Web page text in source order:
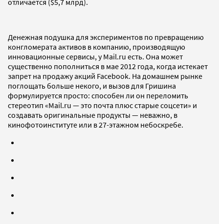
Денежная подушка для экспериментов по превращению
конгломерата активов в компанию, производящую
инновационные сервисы, у Mail.ru есть. Она может
существенно пополниться в мае 2012 года, когда истекает
запрет на продажу акций Facebook. На домашнем рынке
поглощать больше некого, и вызов для Гришина
формулируется просто: способен ли он переломить
стереотип «Mail.ru — это почта плюс старые соцсети» и
создавать оригинальные продукты — неважно, в
кинофотоинституте или в 27-этажном небоскребе.